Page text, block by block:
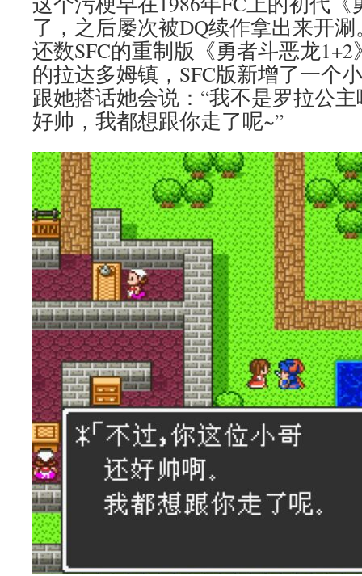
了，之后屡次被DQ续作拿出来开
还数SFC的重制版《勇者斗恶龙
的拉达多姆镇，SFC版新增了一个
跟她搭话她会说：“我不是罗拉公
好帅，我都想跟你走了呢~”